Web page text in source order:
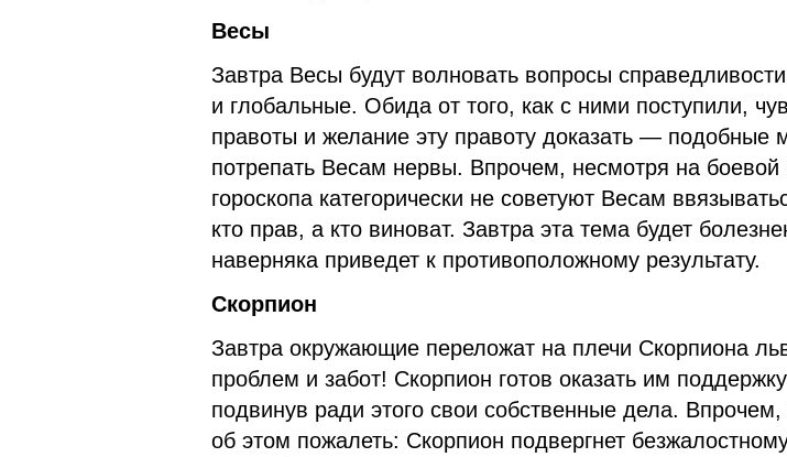
Весы
Завтра Весы будут волновать вопросы
и глобальные. Обида от того, как с ними поступили,
правоты и желание эту правоту доказать — подобные
потрепать Весам нервы. Впрочем, несмотря на боевой
гороскопа категорически не советуют Весам
кто прав, а кто виноват. Завтра эта тема будет
наверняка приведет к противоположному результату.
Скорпион
Завтра окружающие переложат на плечи Скорпиона
проблем и забот! Скорпион готов оказать им
подвинув ради этого свои собственные дела. Впрочем,
об этом пожалеть: Скорпион подвергнет